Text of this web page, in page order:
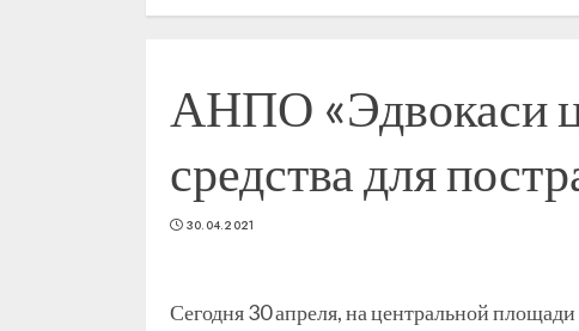
АНПО «Эдвокаси
средства для
30.04.2021
Сегодня 30 апреля, на центральной